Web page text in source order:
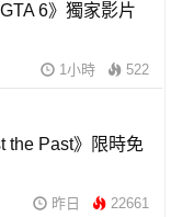
6》獨家影片
1小時 522
the Past》限時免
昨日 22661